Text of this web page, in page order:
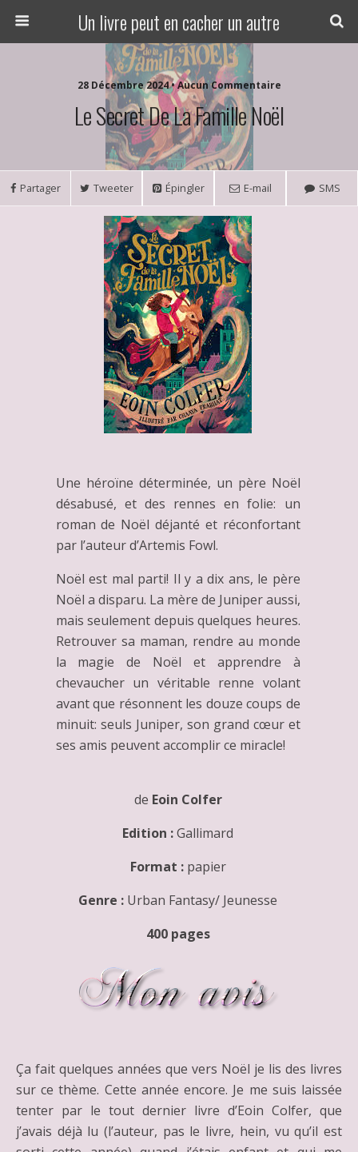
Un livre peut en cacher un autre
28 Décembre 2024 • Aucun Commentaire
Le Secret De La Famille Noël
Partager Tweeter Épingler E-mail SMS
Une héroïne déterminée, un père Noël
désabusé, et des rennes en folie: un
roman de Noël déjanté et réconfortant
par l’auteur d’Artemis Fowl.
Noël est mal parti! Il y a dix ans, le père
Noël a disparu. La mère de Juniper aussi,
mais seulement depuis quelques heures.
Retrouver sa maman, rendre au monde
la magie de Noël et apprendre à
chevaucher un véritable renne volant
avant que résonnent les douze coups de
minuit: seuls Juniper, son grand cœur et
ses amis peuvent accomplir ce miracle!
de Eoin Colfer
Edition :Gallimard
Format : papier
Genre : Urban Fantasy/ Jeunesse
400 pages
Ça fait quelques années que vers Noël je lis des livres
sur ce thème. Cette année encore. Je me suis laissée
tenter par le tout dernier livre d’Eoin Colfer, que
j’avais déjà lu (l’auteur, pas le livre, hein, vu qu’il est